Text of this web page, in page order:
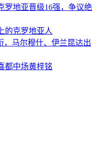
罗地亚晋级16强，争议绝
的克罗地亚人
，马尔穆什、伊兰昆达出
都中场黄梓铭